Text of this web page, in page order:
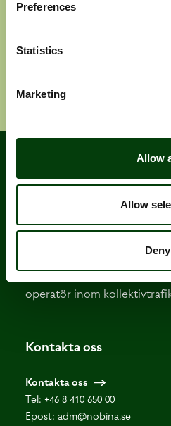
Preferences
Statistics
Marketing
Allow
Allow
Deny
Nobina är Nordens största
operatör inom
Kontakta oss
Kontakta oss
Tel: +46 8 410 650 00
Epost: adm@nobina.se